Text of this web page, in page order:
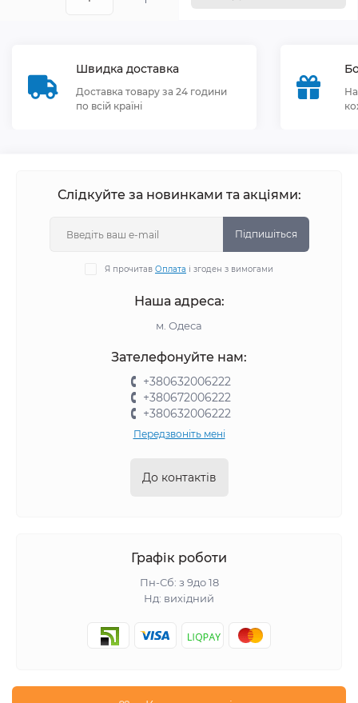
Швидка доставка
Доставка товару за 24 години
по всій країні
Слідкуйте за новинками та акціями:
Підпишіться
Я прочитав Оплата і згоден з вимогами
Наша адреса:
м. Одеса
Зателефонуйте нам:
+380632006222
+380672006222
+380632006222
Передзвоніть мені
До контактів
Графік роботи
Пн-Сб: з 9до 18
Нд: вихідний